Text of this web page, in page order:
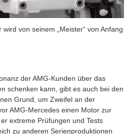
von seinem „Meister“ von Anfang
der AMG-Kunden über das
schenken kann, gibt es auch bei den
Grund, um Zweifel an der
AMG-Mercedes einen Motor zur
extreme Prüfungen und Tests
zu anderen Serienproduktionen